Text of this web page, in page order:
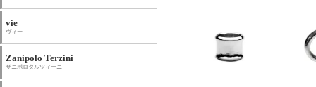
vie
ヴィー
Zanipolo Terzini
ザニポロタルツィーニ